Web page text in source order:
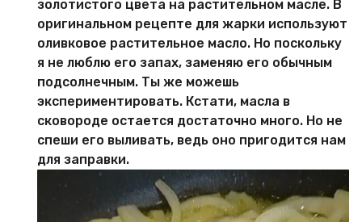
золотистого цвета на растительном масле. В
оригинальном рецепте для жарки используют
оливковое растительное масло. Но поскольку
я не люблю его запах, заменяю его обычным
подсолнечным. Ты же можешь
экспериментировать. Кстати, масла в
сковороде остается достаточно много. Но не
спеши его выливать, ведь оно пригодится нам
для заправки.